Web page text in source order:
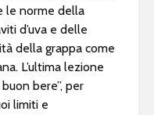
le norme della
d’uva e delle
della grappa come
L’ultima lezione
bere”, per
limiti e